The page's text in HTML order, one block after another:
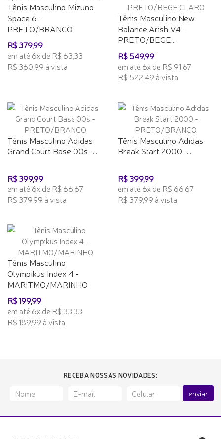
Tênis Masculino Mizuno
Space 6 -
PRETO/BRANCO
R$ 379,99
em até 6x de R$ 63,33
R$ 360,99 à vista
Tênis Masculino New
Balance Arish V4 -
PRETO/BEGE...
R$ 549,99
em até 6x de R$ 91,67
R$ 522,49 à vista
Tênis Masculino Adidas
Grand Court Base 00s -...
R$ 399,99
em até 6x de R$ 66,67
R$ 379,99 à vista
Tênis Masculino Adidas
Break Start 2000 -...
R$ 399,99
em até 6x de R$ 66,67
R$ 379,99 à vista
Tênis Masculino
Olympikus Index 4 -
MARITMO/MARINHO
R$ 199,99
em até 6x de R$ 33,33
R$ 189,99 à vista
RECEBA NOSSAS NOVIDADES:
enviar